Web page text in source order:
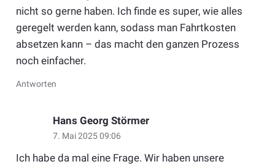
nicht so gerne haben. Ich finde es super, wie alles
geregelt werden kann, sodass man Fahrtkosten
absetzen kann – das macht den ganzen Prozess
noch einfacher.
Antworten
Hans Georg Störmer
7. Mai 2025 09:06
Ich habe da mal eine Frage. Wir haben unsere